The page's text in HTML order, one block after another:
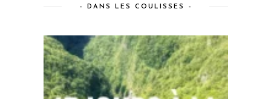
– DANS LES COULISSES –